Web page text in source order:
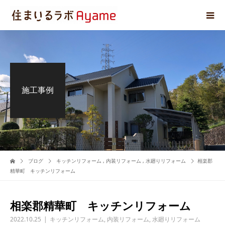
施工事例
ブログ キッチンリフォーム , 内装リフォーム , 水廻りリフォーム
相楽郡
精華町 キッチンリフォーム
相楽郡精華町 キッチンリフォーム
2022.10.25 キッチンリフォーム, 内装リフォーム, 水廻りリフォーム